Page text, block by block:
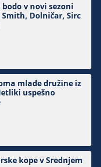
v novi sezoni
Dolničar, Sirc
mlade družine iz
uspešno
kope v Srednjem